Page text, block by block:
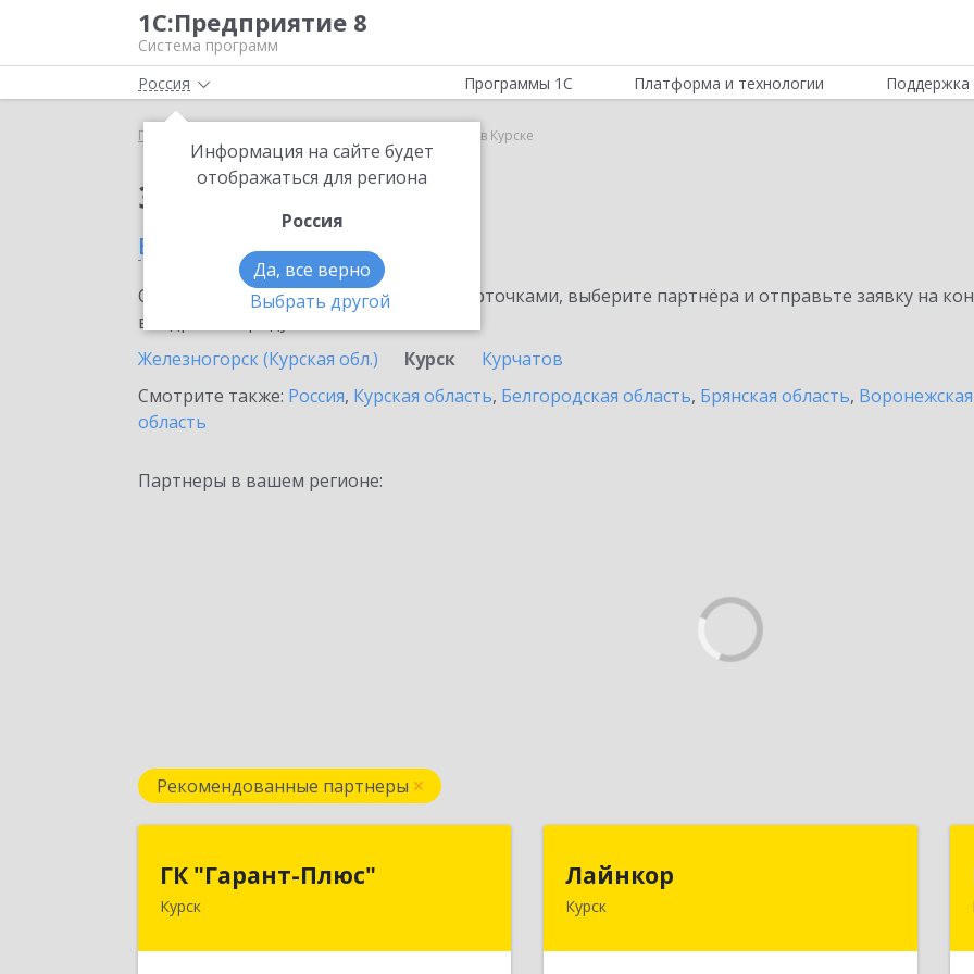
1С:Предприятие 8
Система программ
Россия
Информация на сайте будет
отображаться для региона
Россия
Да, все верно
Выбрать другой
Программы 1С Платформа и технологии Поддержка
Главная 1С:Лизинг в Курске
Заказать 1С:Лизинг
в Курске
Ознакомьтесь с информационными карточками, выберите партнёра и отправьте заявку на
внедрение продукта.
Железногорск (Курская обл.)
Курск
Курчатов
Смотрите также: Россия, Курская область, Белгородская область, Брянская область,
область
Партнеры в вашем регионе:
Рекомендованные партнеры
ГК "Гарант-Плюс"
Курск
Лайнкор
Курск
305021, Курская обл, Курск г, Победы